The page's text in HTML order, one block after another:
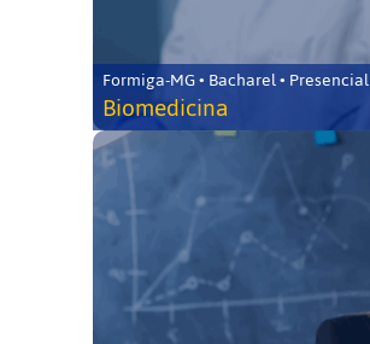
Formiga-MG • Bacharel • Presencial
Biomedicina